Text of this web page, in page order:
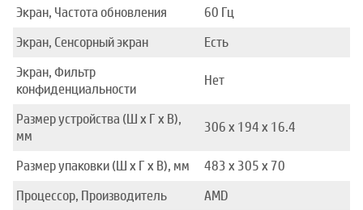
Экран, Частота обновления
60 Гц
Экран, Сенсорный экран
Есть
Экран, Фильтр
конфиденциальности
Нет
Размер устройства (Ш x Г x В),
мм
306 x 194 x 16.4
Размер упаковки (Ш x Г x В), мм
483 x 305 x 70
Процессор, Производитель
AMD